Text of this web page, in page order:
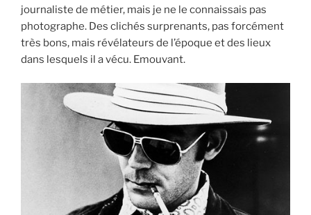
journaliste de métier, mais je ne le connaissais pas
photographe. Des clichés surprenants, pas forcément
très bons, mais révélateurs de l’époque et des lieux
dans lesquels il a vécu. Emouvant.